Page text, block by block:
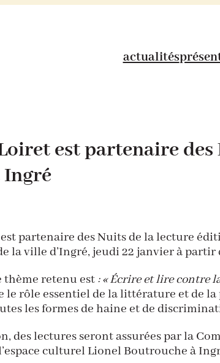
actualités
est partenaire des
partenaire des Nuits de la lecture
la ville d’Ingré, jeudi 22 janvier à partir
thème retenu est : « Écrire et lire contre
le rôle essentiel de la littérature et de
les formes de haine et de
des lectures seront assurées par la
culturel Lionel Boutrouche à